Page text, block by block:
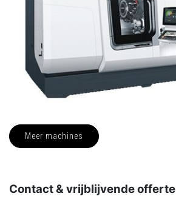
Meer machines
Contact & vrijblijvende offerte